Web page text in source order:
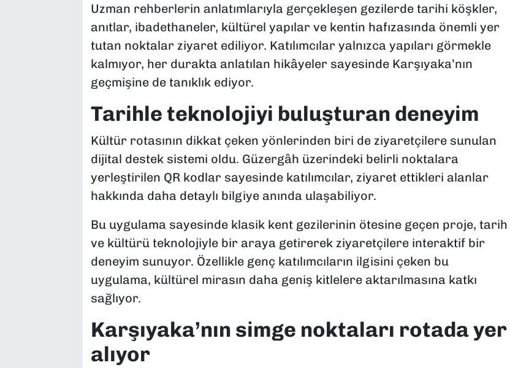
Uzman rehberlerin anlatımlarıyla gerçekleşen gezilerde tarihi köşkler,
anıtlar, ibadethaneler, kültürel yapılar ve kentin hafızasında önemli yer
tutan noktalar ziyaret ediliyor. Katılımcılar yalnızca yapıları görmekle
kalmıyor, her durakta anlatılan hikâyeler sayesinde Karşıyaka’nın
geçmişine de tanıklık ediyor.
Tarihle teknolojiyi buluşturan deneyim
Kültür rotasının dikkat çeken yönlerinden biri de ziyaretçilere sunulan
dijital destek sistemi oldu. Güzergâh üzerindeki belirli noktalara
yerleştirilen QR kodlar sayesinde katılımcılar, ziyaret ettikleri alanlar
hakkında daha detaylı bilgiye anında ulaşabiliyor.
Bu uygulama sayesinde klasik kent gezilerinin ötesine geçen proje, tarih
ve kültürü teknolojiyle bir araya getirerek ziyaretçilere interaktif bir
deneyim sunuyor. Özellikle genç katılımcıların ilgisini çeken bu
uygulama, kültürel mirasın daha geniş kitlelere aktarılmasına katkı
sağlıyor.
Karşıyaka’nın simge noktaları rotada yer
alıyor